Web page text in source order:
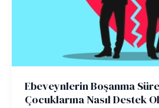
Ebeveynlerin Boşanma
Çocuklarına Nasıl Destek